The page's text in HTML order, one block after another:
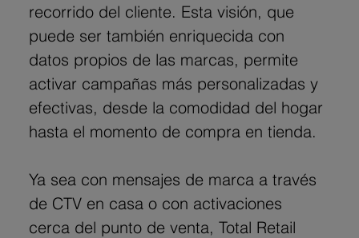
recorrido del cliente. Esta visión, que
puede ser también enriquecida con
datos propios de las marcas, permite
activar campañas más personalizadas y
efectivas, desde la comodidad del hogar
hasta el momento de compra en tienda.
Ya sea con mensajes de marca a través
de CTV en casa o con activaciones
cerca del punto de venta, Total Retail